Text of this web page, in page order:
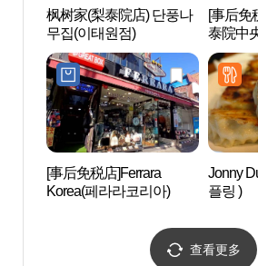
枫树家(梨泰院店) 단풍나
무집(이태원점)
[事后免
泰院中
태원중
[事后免税店]Ferrara
Korea(페라라코리아)
Jonny
플링 )
查看更多